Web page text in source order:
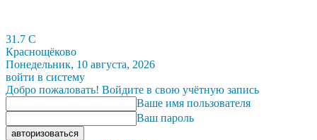
31.7 C
Краснощёково
Понедельник, 10 августа, 2026
войти в систему
Добро пожаловать! Войдите в свою учётную запись
Ваше имя пользователя
Ваш пароль